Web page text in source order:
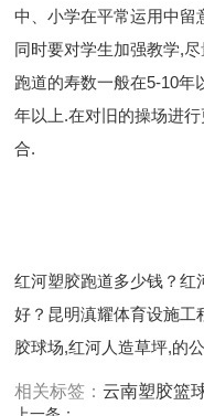
中、小学在平常运用中留
同时要对学生加强教学,
跑道的寿数一般在5-10年
年以上.在对旧的操场进
合.
红河塑胶跑道多少钱？红
好？昆明滇耀体育设施工
胶球场,红河人造草坪,的
相关标签：云南塑胶篮